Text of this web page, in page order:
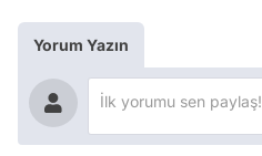
Yorum Yazın